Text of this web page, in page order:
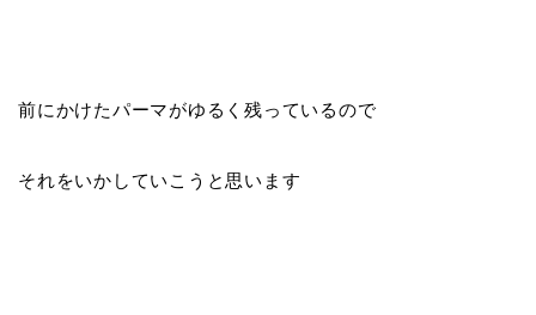
前にかけたパーマがゆるく残っているので
それをいかしていこうと思います